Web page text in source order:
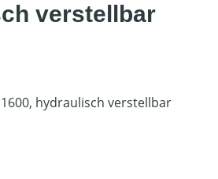
verstellbar